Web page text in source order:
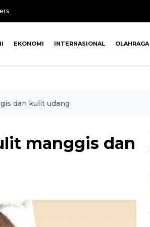
EKONOMI INTERNASIONAL OLAHRAGA
dan kulit udang
manggis dan